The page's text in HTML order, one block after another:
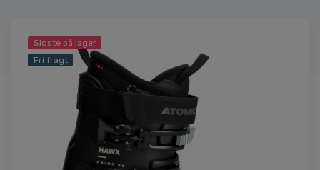
Sidste på lager
Fri fragt